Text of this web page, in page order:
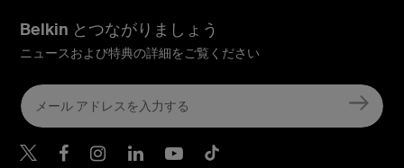
Belkin とつながりましょう
ニュースおよび特典の詳細をご覧ください
Belkin Twitter
Belkin Facebook
Belkin Instagram
Belkin LinkedIn
Belkin Youtube
Belkin TikTok